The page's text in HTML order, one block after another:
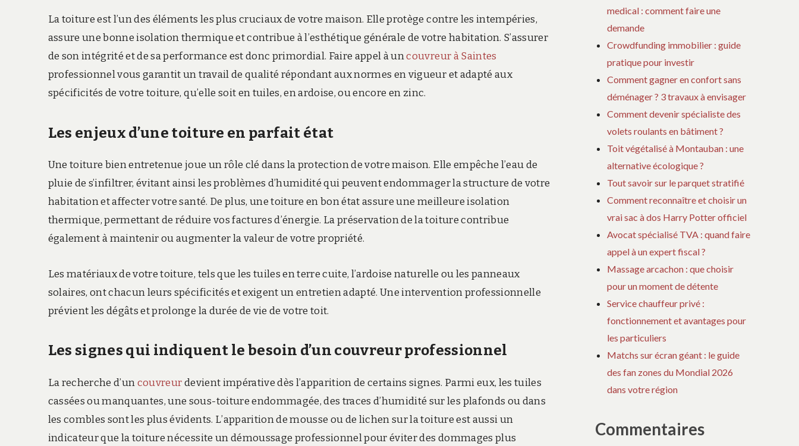
La toiture est l’un des éléments les plus cruciaux de votre maison. Elle protège contre les intempéries,
assure une bonne isolation thermique et contribue à l’esthétique générale de votre habitation. S’assurer
de son intégrité et de sa performance est donc primordial. Faire appel à uncouvreur à Saintes
professionnel vous garantit un travail de qualité répondant aux normes en vigueur et adapté aux
spécificités de votre toiture, qu’elle soit en tuiles, en ardoise, ou encore en zinc.
Les enjeux d’une toiture en parfait état
Une toiture bien entretenue joue un rôle clé dans la protection de votre maison. Elle empêche l’eau de
pluie de s’infiltrer, évitant ainsi les problèmes d’humidité qui peuvent endommager la structure de votre
habitation et affecter votre santé. De plus, une toiture en bon état assure une meilleure isolation
thermique, permettant de réduire vos factures d’énergie. La préservation de la toiture contribue
également à maintenir ou augmenter la valeur de votre propriété.
Les matériaux de votre toiture, tels que les tuiles en terre cuite, l’ardoise naturelle ou les panneaux
solaires, ont chacun leurs spécificités et exigent un entretien adapté. Une intervention professionnelle
prévient les dégâts et prolonge la durée de vie de votre toit.
Les signes qui indiquent le besoin d’un couvreur professionnel
La recherche d’uncouvreurdevient impérative dès l’apparition de certains signes. Parmi eux, les tuiles
cassées ou manquantes, une sous-toiture endommagée, des traces d’humidité sur les plafonds ou dans
les combles sont les plus évidents. L’apparition de mousse ou de lichen sur la toiture est aussi un
indicateur que la toiture nécessite un démoussage professionnel pour éviter des dommages plus
medical : comment faire une
demande
Crowdfunding immobilier : guide
pratique pour investir
Comment gagner en confort sans
déménager ? 3 travaux à envisager
Comment devenir spécialiste des
volets roulants en bâtiment ?
Toit végétalisé à Montauban : une
alternative écologique ?
Tout savoir sur le parquet stratifié
Comment reconnaître et choisir un
vrai sac à dos Harry Potter officiel
Avocat spécialisé TVA : quand faire
appel à un expert fiscal ?
Massage arcachon : que choisir
pour un moment de détente
Service chauffeur privé :
fonctionnement et avantages pour
les particuliers
Matchs sur écran géant : le guide
des fan zones du Mondial 2026
dans votre région
Commentaires